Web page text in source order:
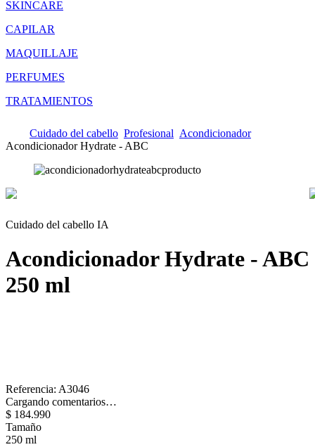
SKINCARE
CAPILAR
MAQUILLAJE
PERFUMES
TRATAMIENTOS
Cuidado del cabello Profesional Acondicionador
Acondicionador Hydrate - ABC
Cuidado del cabello IA
Acondicionador Hydrate - ABC
250 ml
Referencia: A3046
Cargando comentarios…
$ 184.990
Tamaño
250 ml